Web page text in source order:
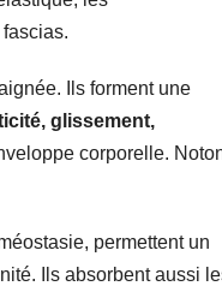
les
Ils forment une
glissement,
corporelle.
permettent un